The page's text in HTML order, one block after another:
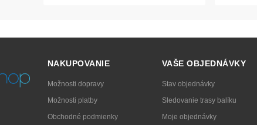
NAKUPOVANIE
Možnosti dopravy
Možnosti platby
Obchodné podmienky
VAŠE OBJEDNÁVKY
Stav objednávky
Sledovanie trasy balíku
Moje objednávky